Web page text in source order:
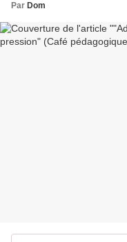
Par Dom